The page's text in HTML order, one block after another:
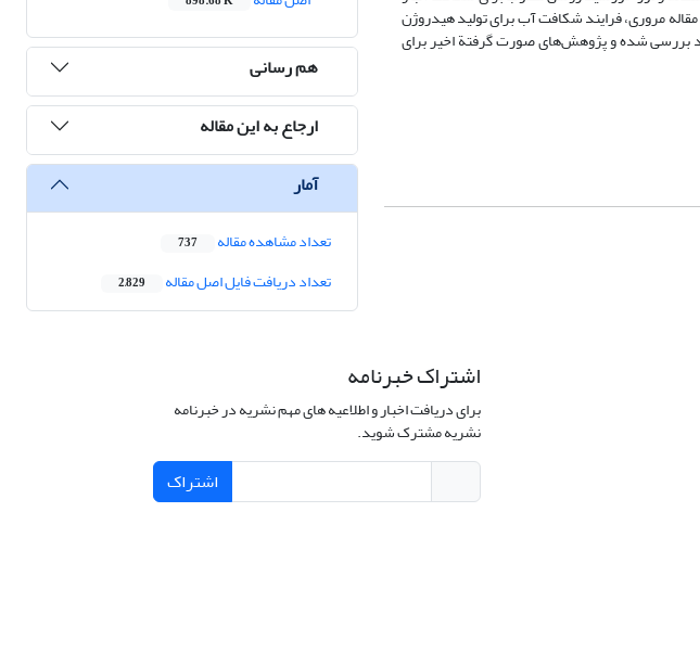
مروری، فرایند شکافت آب برای تولید هیدروژن
بررسی شده و پژوهش‌های صورت گرفتة اخیر برای
هم رسانی
ارجاع به این مقاله
آمار
تعداد مشاهده مقاله 737
تعداد دریافت فایل اصل مقاله 2,829
اشتراک خبرنامه
برای دریافت اخبار و اطلاعیه های مهم نشریه در خبرنامه
نشریه مشترک شوید.
اشتراک